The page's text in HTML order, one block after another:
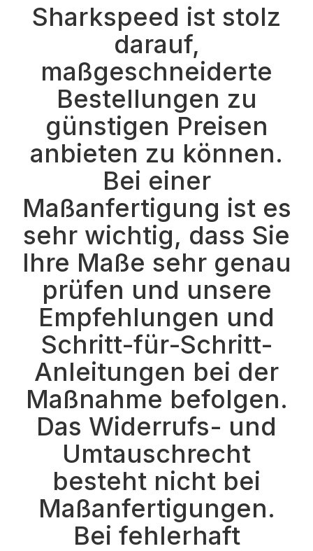
Sharkspeed ist stolz
darauf,
maßgeschneiderte
Bestellungen zu
günstigen Preisen
anbieten zu können.
Bei einer
Maßanfertigung ist es
sehr wichtig, dass Sie
Ihre Maße sehr genau
prüfen und unsere
Empfehlungen und
Schritt-für-Schritt-
Anleitungen bei der
Maßnahme befolgen.
Das Widerrufs- und
Umtauschrecht
besteht nicht bei
Maßanfertigungen.
Bei fehlerhaft